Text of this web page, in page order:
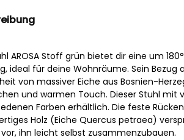
AROSA Stoff grün bietet dir eine um
ideal für deine Wohnräume. Sein
von massiver Eiche aus Bosnien-
und warmen Touch. Dieser Stuhl mit
Farben erhältlich. Die feste
Holz (Eiche Quercus petraea)
ihn leicht selbst zusammenzubauen.